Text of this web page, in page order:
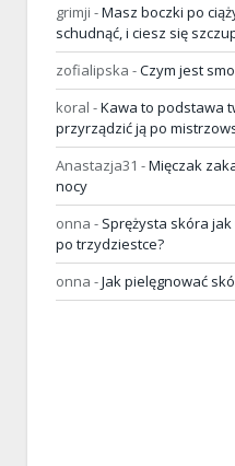
grimji -Masz boczki po
schudnąć, i ciesz się
zofialipska -Czym jest
koral -Kawa to podstawa
przyrządzić ją po
Anastazja31 -Mięczak
nocy
onna - Sprężysta skóra
po trzydziestce?
onna -Jak pielęgnować